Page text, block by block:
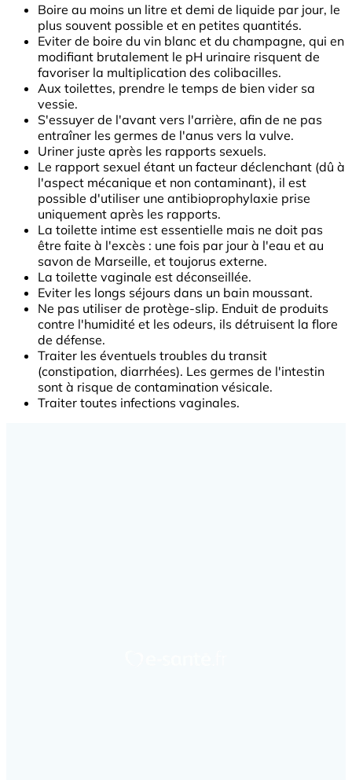
Boire au moins un litre et demi de liquide par jour, le
plus souvent possible et en petites quantités.
Eviter de boire du vin blanc et du champagne, qui en
modifiant brutalement le pH urinaire risquent de
favoriser la multiplication des colibacilles.
Aux toilettes, prendre le temps de bien vider sa
vessie.
S'essuyer de l'avant vers l'arrière, afin de ne pas
entraîner les germes de l'anus vers la vulve.
Uriner juste après les rapports sexuels.
Le rapport sexuel étant un facteur déclenchant (dû à
l'aspect mécanique et non contaminant), il est
possible d'utiliser une antibioprophylaxie prise
uniquement après les rapports.
La toilette intime est essentielle mais ne doit pas
être faite à l'excès : une fois par jour à l'eau et au
savon de Marseille, et toujorus externe.
La toilette vaginale est déconseillée.
Eviter les longs séjours dans un bain moussant.
Ne pas utiliser de protège-slip. Enduit de produits
contre l'humidité et les odeurs, ils détruisent la flore
de défense.
Traiter les éventuels troubles du transit
(constipation, diarrhées). Les germes de l'intestin
sont à risque de contamination vésicale.
Traiter toutes infections vaginales.